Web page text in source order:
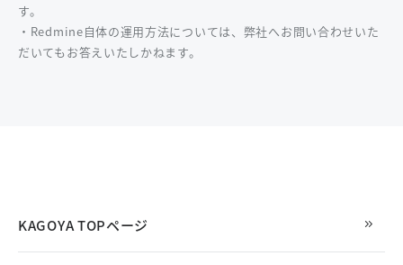
す。
・Redmine自体の運用方法については、弊社へお問い合わせいた
だいてもお答えいたしかねます。
KAGOYA TOPページ